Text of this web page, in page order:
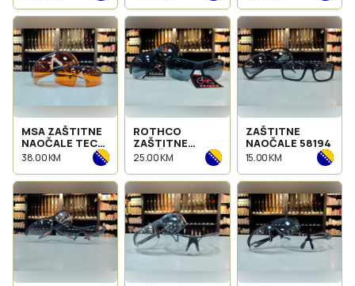
MSA ZAŠTITNE
NAOČALE TEC
TOR - ORANGE
38.00 KM
ROTHCO
ZAŠTITNE
NAOČALE AR-7
25.00 KM
ZAŠTITNE
NAOČALE 58194
15.00 KM